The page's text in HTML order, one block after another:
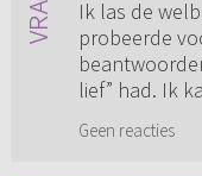
Ik las de
probeerde
lief” had. Ik
Geen reacties